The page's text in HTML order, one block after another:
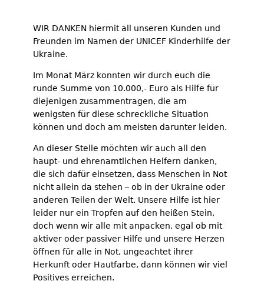
WIR DANKEN hiermit all unseren Kunden und
Freunden im Namen der UNICEF Kinderhilfe der
Ukraine.
Im Monat März konnten wir durch euch die
runde Summe von 10.000,- Euro als Hilfe für
diejenigen zusammentragen, die am
wenigsten für diese schreckliche Situation
können und doch am meisten darunter leiden.
An dieser Stelle möchten wir auch all den
haupt- und ehrenamtlichen Helfern danken,
die sich dafür einsetzen, dass Menschen in Not
nicht allein da stehen – ob in der Ukraine oder
anderen Teilen der Welt. Unsere Hilfe ist hier
leider nur ein Tropfen auf den heißen Stein,
doch wenn wir alle mit anpacken, egal ob mit
aktiver oder passiver Hilfe und unsere Herzen
öffnen für alle in Not, ungeachtet ihrer
Herkunft oder Hautfarbe, dann können wir viel
Positives erreichen.